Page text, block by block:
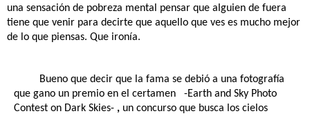
una sensación de pobreza mental pensar que alguien de fuera
tiene que venir para decirte que aquello que ves es mucho mejor
de lo que piensas. Que ironía.
Bueno que decir que la fama se debió a unafotografía
que gano un premio en el certamen -Earth and Sky Photo
Contest on Dark Skies- , un concurso que busca los cielos